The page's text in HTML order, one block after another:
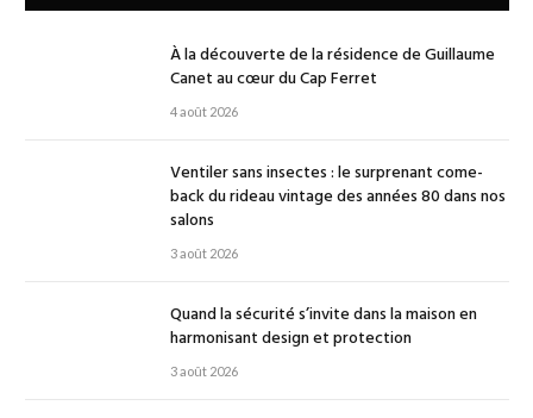
À la découverte de la résidence de Guillaume
Canet au cœur du Cap Ferret
4 août 2026
Ventiler sans insectes : le surprenant come-
back du rideau vintage des années 80 dans nos
salons
3 août 2026
Quand la sécurité s’invite dans la maison en
harmonisant design et protection
3 août 2026